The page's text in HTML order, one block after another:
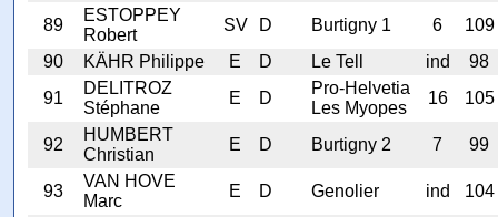
89
ESTOPPEY
Robert
SV D Burtigny 1 6
109
90
KÄHR Philippe E D Le Tell ind
98
91
DELITROZ
Stéphane
E D
Pro-Helvetia
Les Myopes
16 105
92
HUMBERT
Christian
E D Burtigny 2 7 99
93
VAN HOVE
Marc
E D Genolier ind
104